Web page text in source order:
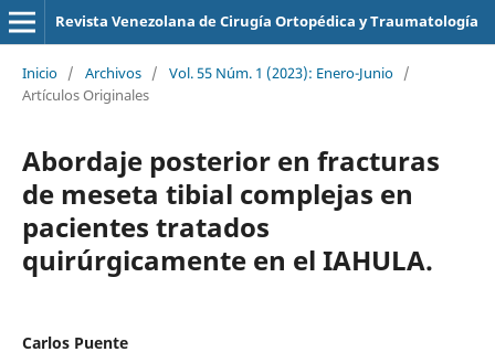
Revista Venezolana de Cirugía Ortopédica y Traumatología
Inicio / Archivos / Vol. 55 Núm. 1 (2023): Enero-Junio /
Artículos Originales
Abordaje posterior en fracturas
de meseta tibial complejas en
pacientes tratados
quirúrgicamente en el IAHULA.
Carlos Puente